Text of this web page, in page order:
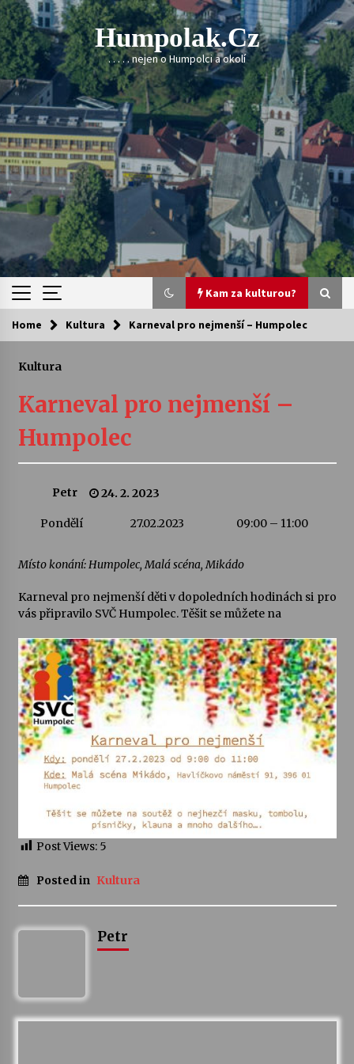
Skip
to
content
Humpolak.cz
. . . . . nejen o Humpolci a okolí
Kam za kulturou?
Kam za kulturou?
Sukuba Ensemble
4. 8. 2026
kapkou
Veselí muzikanti
Pozvánka na integrační festival Quijotova
šedesátka: 28. 7.–1. 8. 2026
Letní koncerty ve Stromovce: Kolchoz a
Jenakaši
28. 7. 2026
Votavžatský ploty
23. 7. 2026
Letní koncerty ve Stromovce: Rufus Miller
22. 7. 2026
Vysočinka
17. 7. 2026
Home Kultura Karneval pro nejmenší – Humpolec
Kultura
Karneval pro nejmenší –
Humpolec
Petr 24. 2. 2023
Pondělí 27.02.2023 09:00 – 11:00
Místo konání: Humpolec, Malá scéna, Mikádo
Karneval pro nejmenší děti v dopoledních hodinách si pro
vás připravilo SVČ Humpolec. Těšit se můžete na
Post Views: 5
Posted in Kultura
Petr